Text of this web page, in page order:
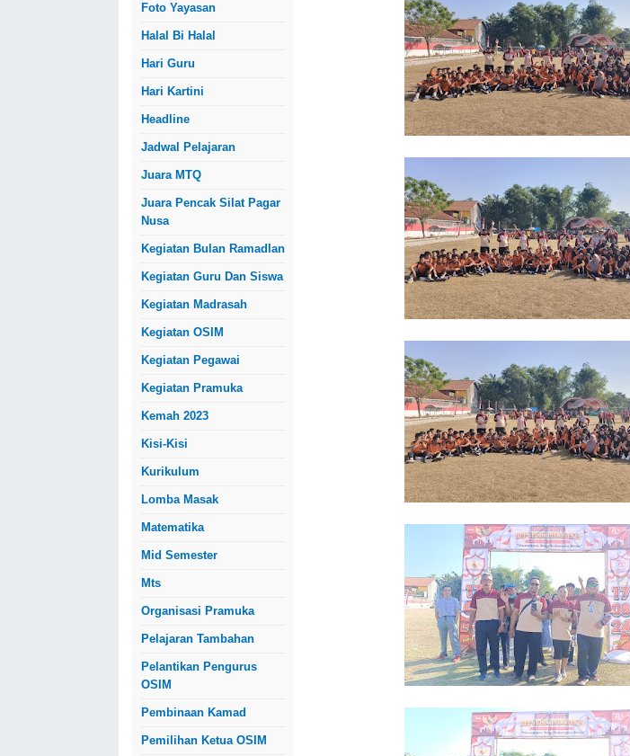
Foto Yayasan
Halal Bi Halal
Hari Guru
Hari Kartini
Headline
Jadwal Pelajaran
Juara MTQ
Juara Pencak Silat Pagar
Nusa
Kegiatan Bulan Ramadlan
Kegiatan Guru Dan Siswa
Kegiatan Madrasah
Kegiatan OSIM
Kegiatan Pegawai
Kegiatan Pramuka
Kemah 2023
Kisi-Kisi
Kurikulum
Lomba Masak
Matematika
Mid Semester
Mts
Organisasi Pramuka
Pelajaran Tambahan
Pelantikan Pengurus
OSIM
Pembinaan Kamad
Pemilihan Ketua OSIM